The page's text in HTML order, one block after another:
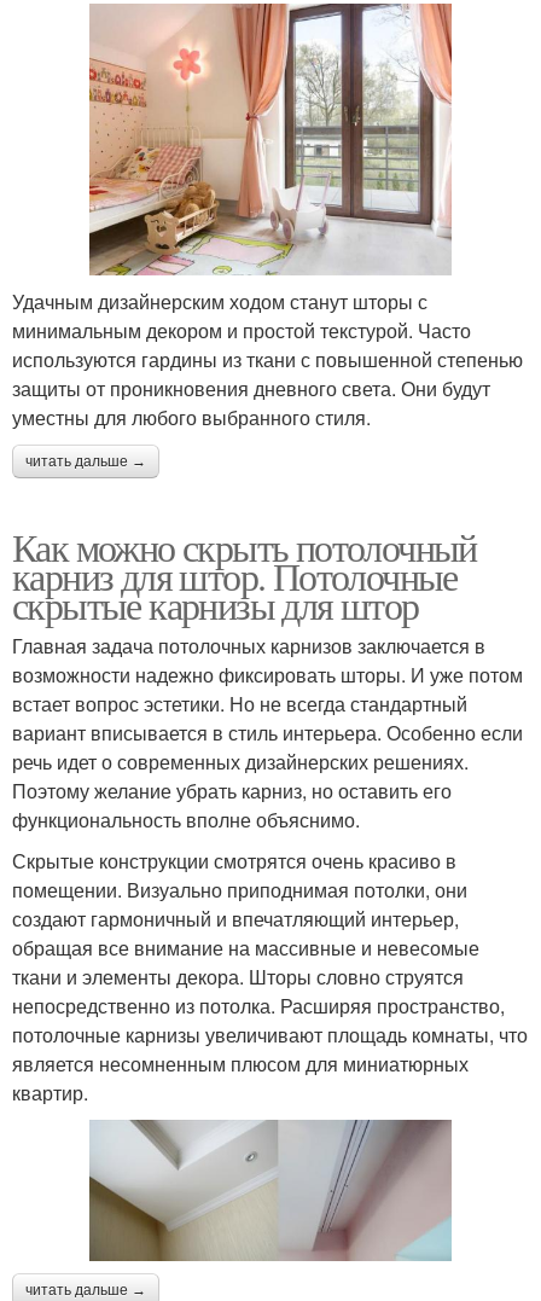
Удачным дизайнерским ходом станут шторы с
минимальным декором и простой текстурой. Часто
используются гардины из ткани с повышенной степенью
защиты от проникновения дневного света. Они будут
уместны для любого выбранного стиля.
читать дальше →
Как можно скрыть потолочный
карниз для штор. Потолочные
скрытые карнизы для штор
Главная задача потолочных карнизов заключается в
возможности надежно фиксировать шторы. И уже потом
встает вопрос эстетики. Но не всегда стандартный
вариант вписывается в стиль интерьера. Особенно если
речь идет о современных дизайнерских решениях.
Поэтому желание убрать карниз, но оставить его
функциональность вполне объяснимо.
Скрытые конструкции смотрятся очень красиво в
помещении. Визуально приподнимая потолки, они
создают гармоничный и впечатляющий интерьер,
обращая все внимание на массивные и невесомые
ткани и элементы декора. Шторы словно струятся
непосредственно из потолка. Расширяя пространство,
потолочные карнизы увеличивают площадь комнаты, что
является несомненным плюсом для миниатюрных
квартир.
читать дальше →